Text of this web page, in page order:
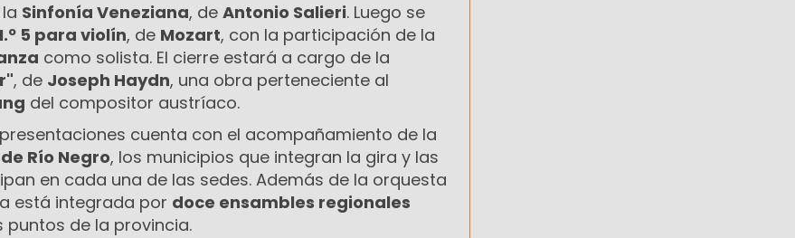
Sinfonía Veneziana, de Antonio Salieri. Luego se
5 para violín, de Mozart, con la participación de la
como solista. El cierre estará a cargo de la
, de Joseph Haydn, una obra perteneciente al
del compositor austríaco.
cuenta con el acompañamiento de la
Río Negro, los municipios que integran la gira y las
en cada una de las sedes. Además de la orquesta
está integrada por doce ensambles regionales
de la provincia.